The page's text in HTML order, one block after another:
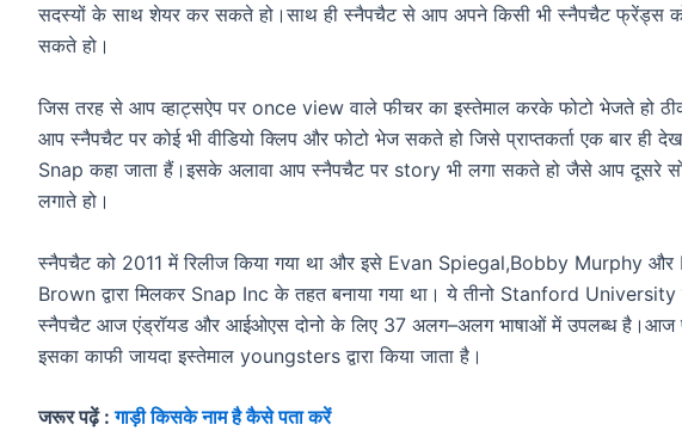
सदस्यों के साथ शेयर कर सकते हो।साथ ही स्नैपचैट से आप अपने किसी भी स्नैपचैट फ्रेंड्स
सकते हो।
जिस तरह से आप व्हाट्सऐप पर once view वाले फीचर का इस्तेमाल करके फोटो भेजते हो
आप स्नैपचैट पर कोई भी वीडियो क्लिप और फोटो भेज सकते हो जिसे प्राप्तकर्ता एक बार ही
Snap कहा जाता हैं।इसके अलावा आप स्नैपचैट पर story भी लगा सकते हो जैसे आप दूसरे
लगाते हो।
स्नैपचैट को 2011 में रिलीज किया गया था और इसे Evan Spiegal,Bobby Murphy और
Brown द्वारा मिलकर Snap Inc के तहत बनाया गया था। ये तीनो Stanford University के
स्नैपचैट आज एंड्रॉयड और आईओएस दोनो के लिए 37 अलग–अलग भाषाओं में उपलब्ध है।आज
इसका काफी जायदा इस्तेमाल youngsters द्वारा किया जाता है।
जरूर पढ़ें :गाड़ी किसके नाम है कैसे पता करें